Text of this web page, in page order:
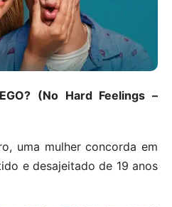
(No Hard Feelings –
uma mulher concorda em
e desajeitado de 19 anos